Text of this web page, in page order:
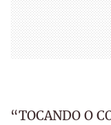
“TOCANDO O